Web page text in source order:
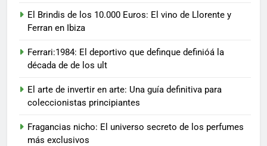
El Brindis de los 10.000 Euros: El vino de Llorente y
Ferran en Ibiza
Ferrari:1984: El deportivo que definque definióá la
década de de los ult
El arte de invertir en arte: Una guía definitiva para
coleccionistas principiantes
Fragancias nicho: El universo secreto de los perfumes
más exclusivos